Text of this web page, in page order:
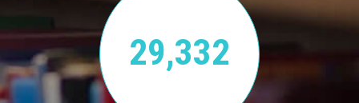
29,332